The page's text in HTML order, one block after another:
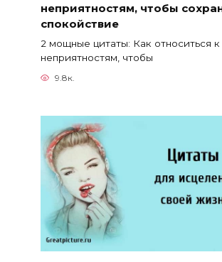
неприятностям, чтобы
спокойствие
2 мощные цитаты: Как относиться к
неприятностям, чтобы
9.8к.